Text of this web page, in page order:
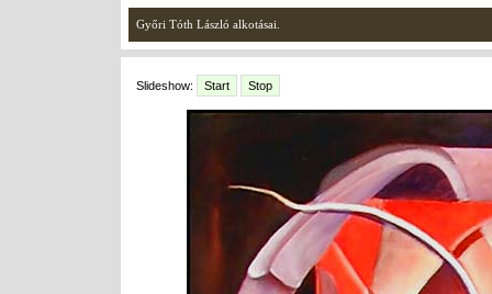
Győri Tóth László alkotásai.
Slideshow: Start Stop